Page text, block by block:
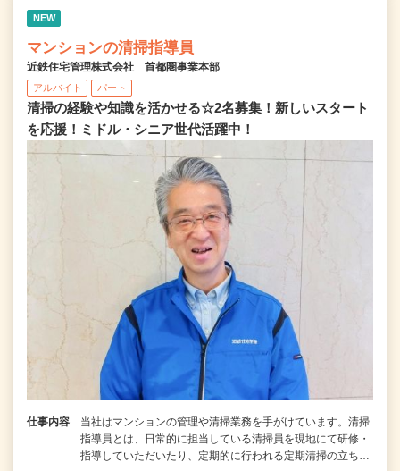
NEW
マンションの清掃指導員
近鉄住宅管理株式会社 首都圏事業本部
アルバイト パート
清掃の経験や知識を活かせる☆2名募集！新しいスタート
を応援！ミドル・シニア世代活躍中！
仕事内容
当社はマンションの管理や清掃業務を手がけています。清掃
指導員とは、日常的に担当している清掃員を現地にて研修・
指導していただいたり、定期的に行われる定期清掃の立ち…